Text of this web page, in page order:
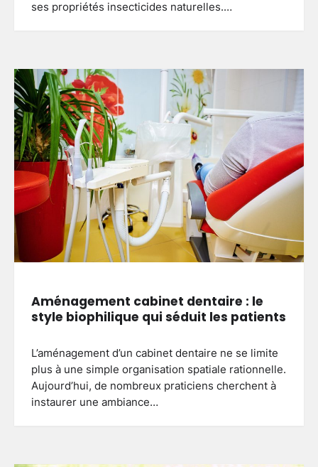
ses propriétés insecticides naturelles.…
Aménagement cabinet dentaire : le
style biophilique qui séduit les patients
L’aménagement d’un cabinet dentaire ne se limite
plus à une simple organisation spatiale rationnelle.
Aujourd’hui, de nombreux praticiens cherchent à
instaurer une ambiance…